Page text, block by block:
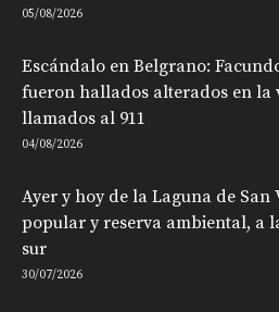
05/08/2026
Escándalo en Belgrano:
fueron hallados alterados en la
llamados al 911
04/08/2026
Ayer y hoy de la Laguna de San
popular y reserva ambiental, a
sur
30/07/2026